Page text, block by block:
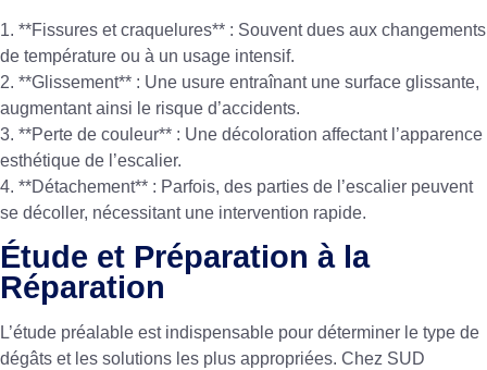
1. **Fissures et craquelures** : Souvent dues aux changements
de température ou à un usage intensif.
2. **Glissement** : Une usure entraînant une surface glissante,
augmentant ainsi le risque d’accidents.
3. **Perte de couleur** : Une décoloration affectant l’apparence
esthétique de l’escalier.
4. **Détachement** : Parfois, des parties de l’escalier peuvent
se décoller, nécessitant une intervention rapide.
Étude et Préparation à la
Réparation
L’étude préalable est indispensable pour déterminer le type de
dégâts et les solutions les plus appropriées. Chez SUD